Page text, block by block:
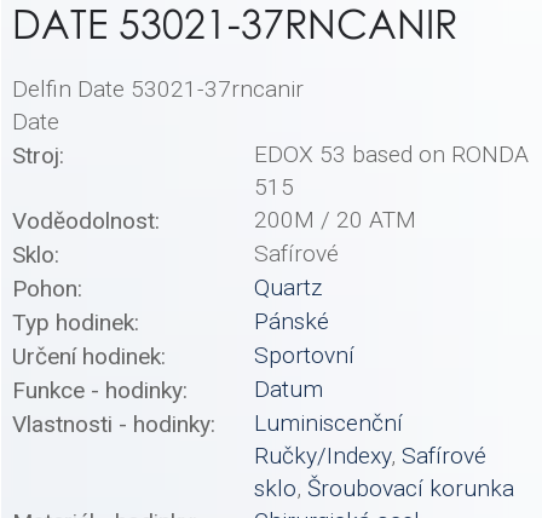
DATE 53021-37RNCANIR
Delfin Date 53021-37rncanir
Date
Stroj:
EDOX 53 based on RONDA
515
Voděodolnost:
200M / 20 ATM
Sklo:
Safírové
Pohon:
Quartz
Typ hodinek:
Pánské
Určení hodinek:
Sportovní
Funkce - hodinky:
Datum
Vlastnosti - hodinky:
Luminiscenční
Ručky/Indexy, Safírové
sklo, Šroubovací korunka